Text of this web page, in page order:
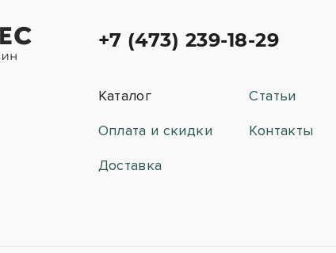
+7 (473) 239-18-29
Каталог
Оплата и скидки
Доставка
Статьи
Контакты